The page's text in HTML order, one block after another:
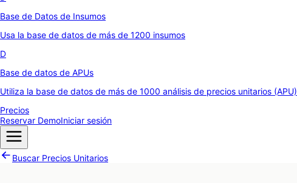
Base de Datos de Insumos
Usa la base de datos de más de 1200 insumos
D
Base de datos de APUs
Utiliza la base de datos de más de 1000 análisis de precios unitarios (APU)
Precios
Reservar DemoIniciar sesión
Buscar Precios Unitarios